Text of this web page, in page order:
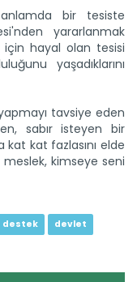
bir tesiste
yararlanmak
için hayal olan tesisi
yaşadıklarını
tavsiye eden
sabır isteyen bir
kat fazlasını elde
kimseye seni
destek devlet
rağmen çorak